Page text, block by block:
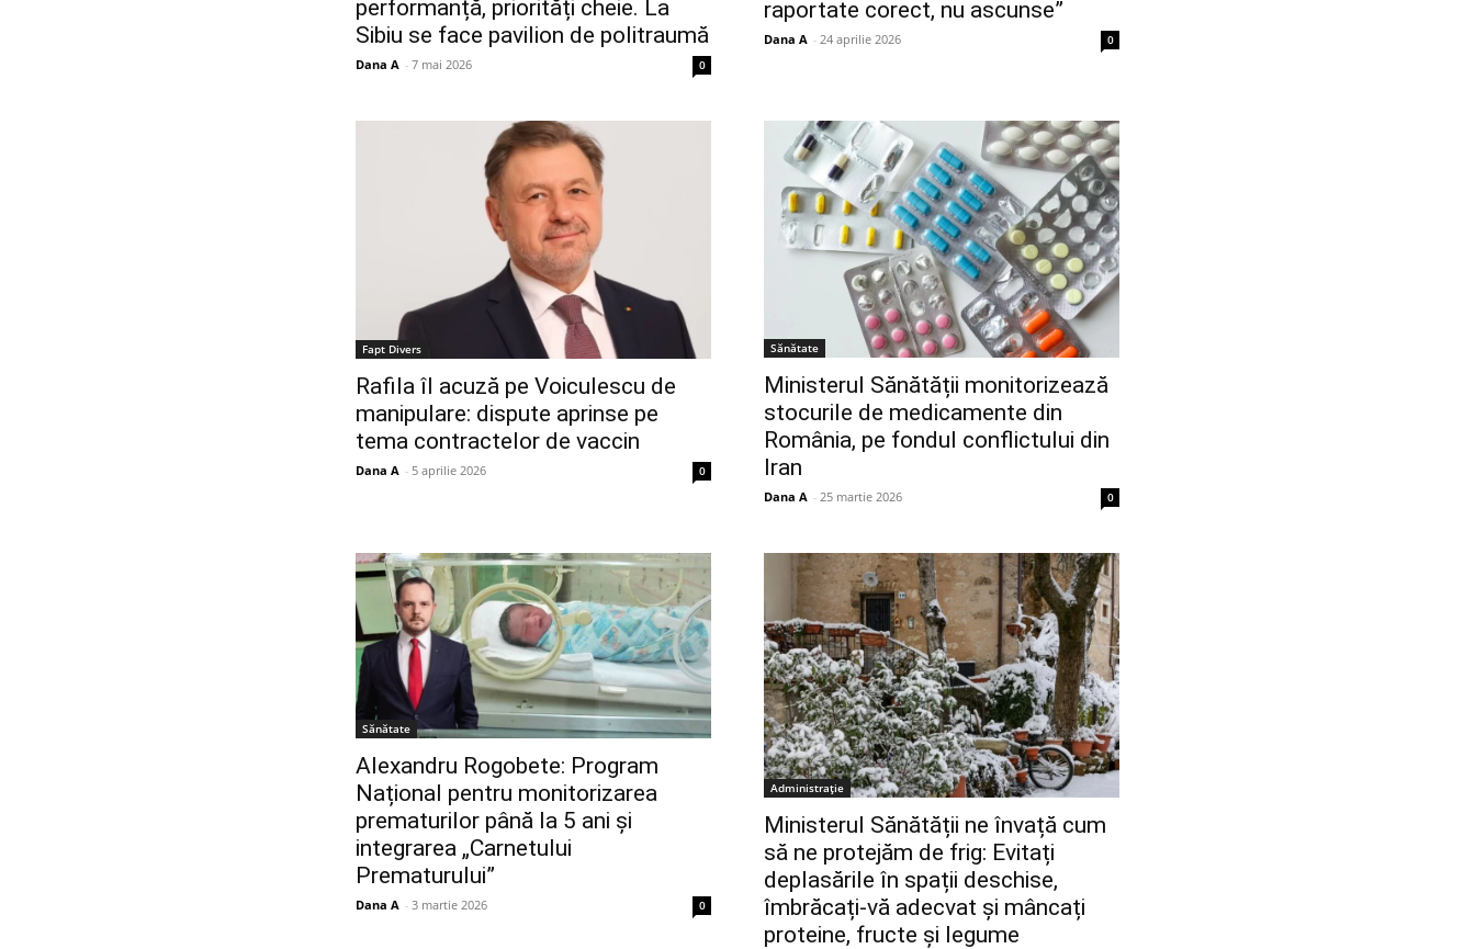
performanță, priorități cheie. La
Sibiu se face pavilion de politraumă
Dana A - 7 mai 2026 0
raportate corect, nu ascunse”
Dana A - 24 aprilie 2026 0
Fapt Divers
Rafila îl acuză pe Voiculescu de
manipulare: dispute aprinse pe
tema contractelor de vaccin
Dana A - 5 aprilie 2026 0
Sănătate
Ministerul Sănătății monitorizează
stocurile de medicamente din
România, pe fondul conflictului din
Iran
Dana A - 25 martie 2026 0
Sănătate
Alexandru Rogobete: Program
Național pentru monitorizarea
prematurilor până la 5 ani și
integrarea „Carnetului
Prematurului”
Dana A - 3 martie 2026 0
Administrație
Ministerul Sănătății ne învață cum
să ne protejăm de frig: Evitați
deplasările în spații deschise,
îmbrăcați-vă adecvat și mâncați
proteine, fructe și legume